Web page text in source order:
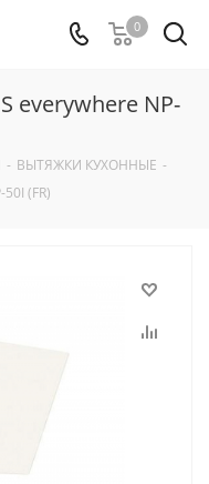
0
everywhere NP-
- ВЫТЯЖКИ КУХОННЫЕ -
(FR)